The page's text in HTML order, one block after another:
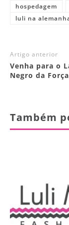
hospedagem
luli na
Artigo anterior
Venha para o
Negro da
Também